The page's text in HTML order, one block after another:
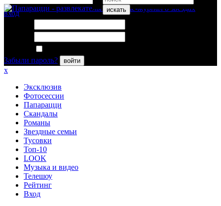
искать
вход
Забыли пароль?
войти
x
Эксклюзив
Фотосессии
Папарацци
Скандалы
Романы
Звездные семьи
Тусовки
Топ-10
LOOK
Музыка и видео
Телешоу
Рейтинг
Вход